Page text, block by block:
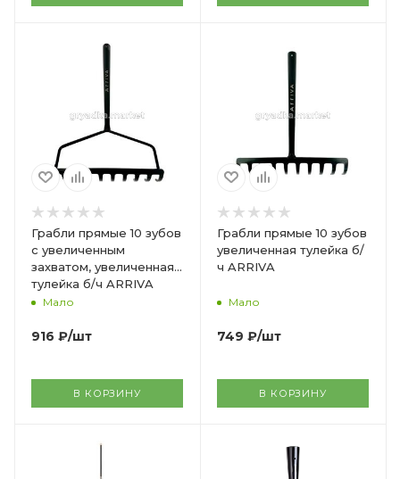
Грабли прямые 10 зубов
с увеличенным
захватом, увеличенная
тулейка б/ч ARRIVA
Мало
916 ₽/шт
В КОРЗИНУ
Грабли прямые 10 зубов
увеличенная тулейка б/
ч ARRIVA
Мало
749 ₽/шт
В КОРЗИНУ